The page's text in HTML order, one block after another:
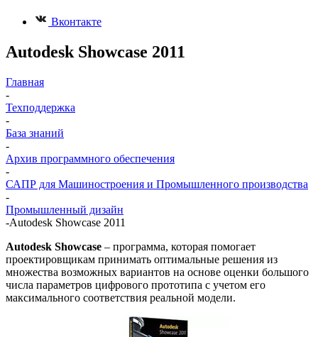
Вконтакте
Autodesk Showcase 2011
Главная
-
Техподдержка
-
База знаний
-
Архив программного обеспечения
-
САПР для Машиностроения и Промышленного производства
-
Промышленный дизайн
-Autodesk Showcase 2011
Autodesk Showcase – программа, которая помогает
проектировщикам принимать оптимальные решения из
множества возможных вариантов на основе оценки большого
числа параметров цифрового прототипа с учетом его
максимального соответствия реальной модели.